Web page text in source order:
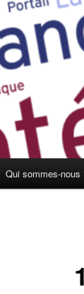
Qui sommes-nous